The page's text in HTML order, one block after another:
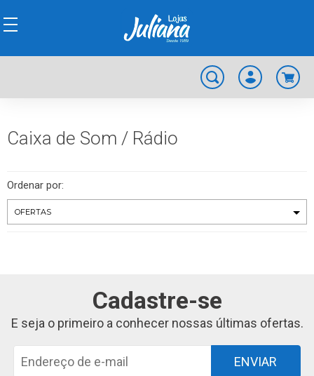
Caixa de Som / Rádio
Ordenar por:
Cadastre-se
E seja o primeiro a conhecer nossas últimas ofertas.
ENVIAR